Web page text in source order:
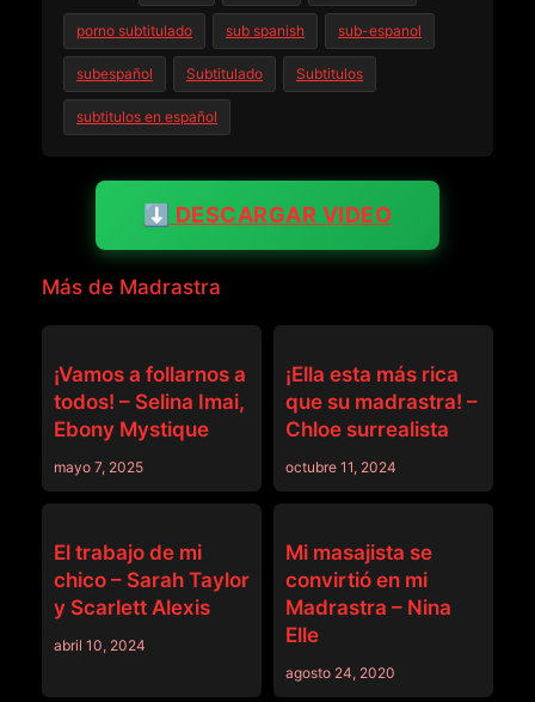
porno subtitulado sub spanish sub-espanol
subespañol Subtitulado Subtitulos
subtitulos en español
⬇️ DESCARGAR VIDEO
Más de Madrastra
¡Vamos a follarnos a
todos! – Selina Imai,
Ebony Mystique
mayo 7, 2025
¡Ella esta más rica
que su madrastra! –
Chloe surrealista
octubre 11, 2024
El trabajo de mi
chico – Sarah Taylor
y Scarlett Alexis
abril 10, 2024
Mi masajista se
convirtió en mi
Madrastra – Nina
Elle
agosto 24, 2020